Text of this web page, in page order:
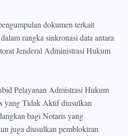
dokumen terkait
rangka sinkronasi data antara
Jenderal Administrasi Hukum
Pelayanan Admistrasi Hukum
yang Tidak Aktif diusulkan
bagi Notaris yang
juga diusulkan pemblokiran